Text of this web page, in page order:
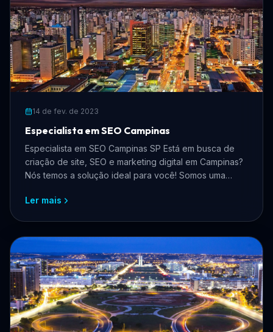
14 de fev. de 2023
Especialista em SEO Campinas
Especialista em SEO Campinas SP Está em busca de
criação de site, SEO e marketing digital em Campinas?
Nós temos a solução ideal para você! Somos uma
Ler mais